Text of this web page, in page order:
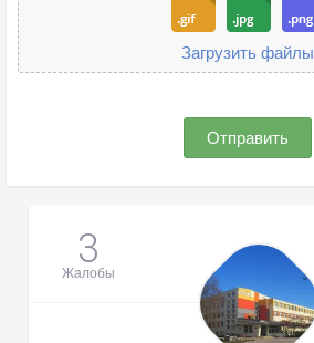
Загрузить файлы
Отправить
3
Жалобы